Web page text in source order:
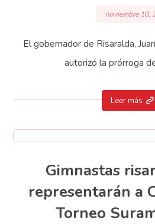
noviembre 10,
El gobernador de Risaralda,
autorizó la prórroga
Leer más
Gimnastas
representarán a
Torneo